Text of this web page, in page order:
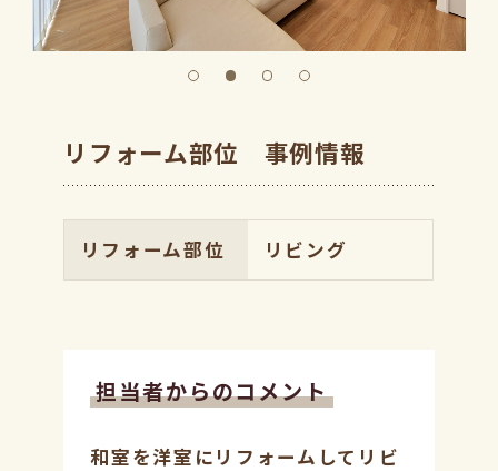
リフォーム部位 事例情報
リフォーム部位 リビング
担当者からのコメント
和室を洋室にリフォームしてリビ